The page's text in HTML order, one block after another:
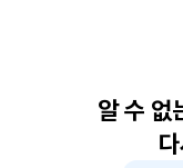
알 수 없